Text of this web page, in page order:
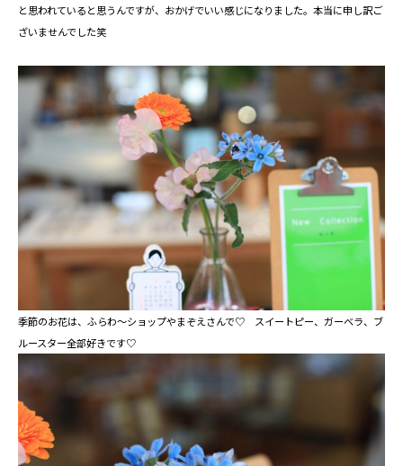
と思われていると思うんですが、おかげでいい感じになりました。本当に申し訳ご
ざいませんでした笑
季節のお花は、ふらわ～ショップやまぞえさんで♡ スイートピー、ガーベラ、ブ
ルースター全部好きです♡